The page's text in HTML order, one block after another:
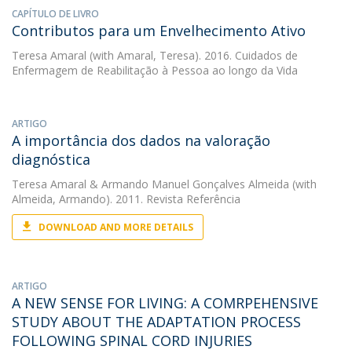
CAPÍTULO DE LIVRO
Contributos para um Envelhecimento Ativo
Teresa Amaral (with Amaral, Teresa). 2016. Cuidados de
Enfermagem de Reabilitação à Pessoa ao longo da Vida
ARTIGO
A importância dos dados na valoração
diagnóstica
Teresa Amaral & Armando Manuel Gonçalves Almeida (with
Almeida, Armando). 2011. Revista Referência
DOWNLOAD AND MORE DETAILS
ARTIGO
A NEW SENSE FOR LIVING: A COMRPEHENSIVE
STUDY ABOUT THE ADAPTATION PROCESS
FOLLOWING SPINAL CORD INJURIES